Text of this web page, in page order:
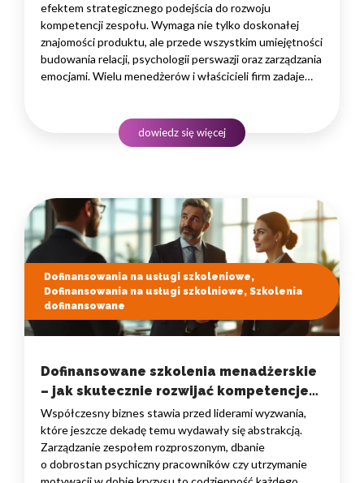
efektem strategicznego podejścia do rozwoju
kompetencji zespołu. Wymaga nie tylko doskonałej
znajomości produktu, ale przede wszystkim umiejętności
budowania relacji, psychologii perswazji oraz zarządzania
emocjami. Wielu menedżerów i właścicieli firm zadaje
nadmiernie budżetu operacyjnego. Odpowiedzią
na to wyzwanie są profesjonalne programy rozwojowe,…
dowiedz się więcej
Dofinansowania na usługi szkoleniowe,
Dofinansowania na usługi szkolniowe, Szkolenia
dofinansowane
Dofinansowane szkolenia menadżerskie
– jak skutecznie rozwijać kompetencje
liderów bez obciążania budżetu?
Współczesny biznes stawia przed liderami wyzwania,
które jeszcze dekadę temu wydawały się abstrakcją.
Zarządzanie zespołem rozproszonym, dbanie
o dobrostan psychiczny pracowników czy utrzymanie